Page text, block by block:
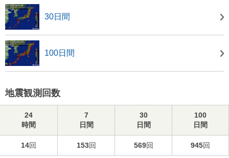
30日間
100日間
地震観測回数
24
時間
7
日間
30
日間
100
日間
14回 153回 569回 945回